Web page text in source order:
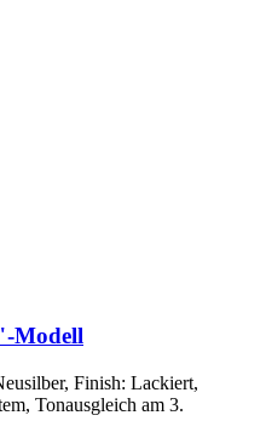
Modell
Finish: Lackiert,
Tonausgleich am 3.